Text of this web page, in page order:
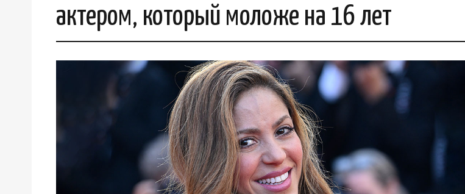
актером, который моложе на 16 лет